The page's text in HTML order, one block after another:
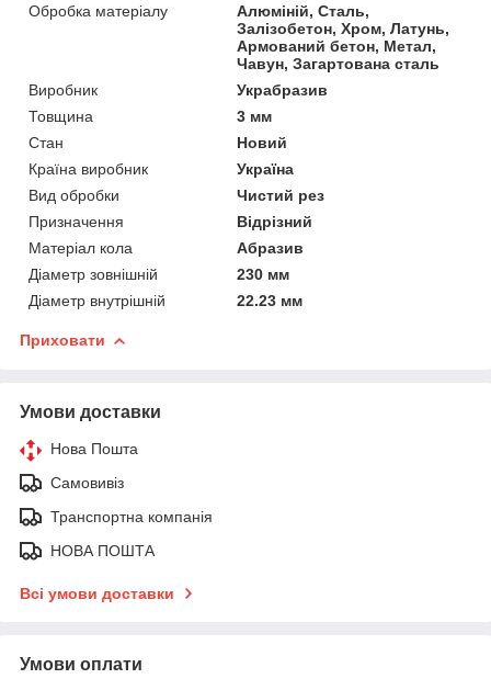
Обробка матеріалу
Алюміній, Сталь,
Залізобетон, Хром, Латунь,
Армований бетон, Метал,
Чавун, Загартована сталь
Виробник
Украбразив
Товщина
3 мм
Стан
Новий
Країна виробник
Україна
Вид обробки
Чистий рез
Призначення
Відрізний
Матеріал кола
Абразив
Діаметр зовнішній
230 мм
Діаметр внутрішній
22.23 мм
Приховати
Умови доставки
Нова Пошта
Самовивіз
Транспортна компанія
НОВА ПОШТА
Всі умови доставки
Умови оплати